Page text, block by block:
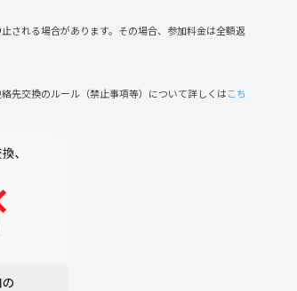
される場合があります。その場合、参加料金は全額返
先交換のルール（禁止事項等）について詳しくはこち